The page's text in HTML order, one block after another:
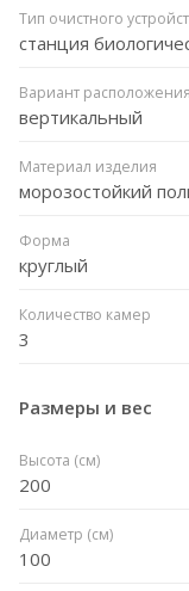
Тип очистного
станция
Вариант расположения
вертикальный
Материал изделия
морозостойкий
Форма
круглый
Количество камер
3
Размеры и вес
Высота (см)
200
Диаметр (см)
100